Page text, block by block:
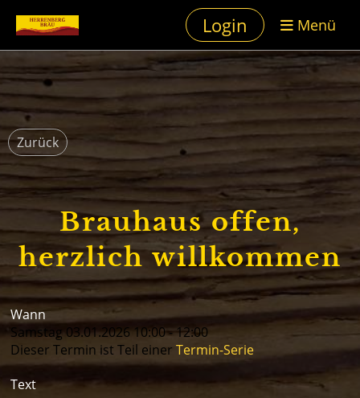
Login Menü
Zurück
Brauhaus offen,
herzlich willkommen
Wann
Samstag 03.01.2026 10:00 - 12:00
Dieser Termin ist Teil einer Termin-Serie
Text